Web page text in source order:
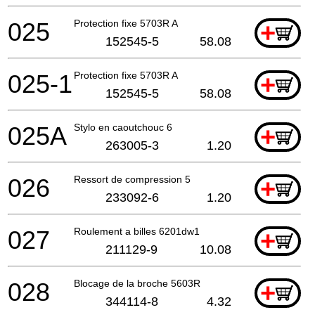
Protection fixe 5703R A +
025 152545-5 58.08
Protection fixe 5703R A +
025-1 152545-5 58.08
Stylo en caoutchouc 6 +
025A 263005-3 1.20
Ressort de compression 5 +
026 233092-6 1.20
Roulement a billes 6201dw1 +
027 211129-9 10.08
Blocage de la broche 5603R +
028 344114-8 4.32